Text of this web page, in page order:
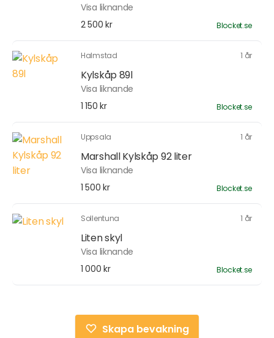
Visa liknande
2 500 kr
Blocket.se
Halmstad 1 år
Kylskåp 89l
Visa liknande
1 150 kr
Blocket.se
Uppsala 1 år
Marshall Kylskåp 92 liter
Visa liknande
1 500 kr
Blocket.se
Sollentuna 1 år
Liten skyl
Visa liknande
1 000 kr
Blocket.se
Skapa bevakning